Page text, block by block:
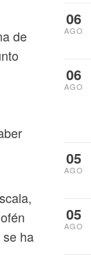
de
ha
06
AGO
06
AGO
05
AGO
05
AGO